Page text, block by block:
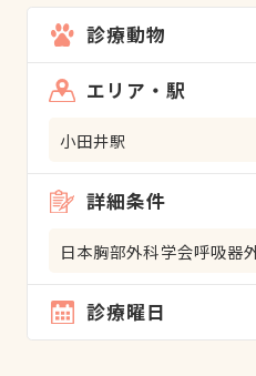
診療動物
エリア・駅
小田井駅
詳細条件
日本胸部外科学会呼吸器
診療曜日